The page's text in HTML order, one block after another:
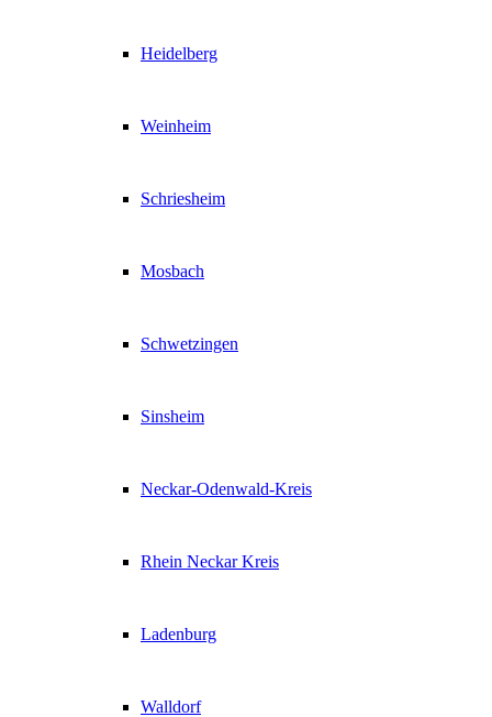
Heidelberg
Weinheim
Schriesheim
Mosbach
Schwetzingen
Sinsheim
Neckar-Odenwald-Kreis
Rhein Neckar Kreis
Ladenburg
Walldorf